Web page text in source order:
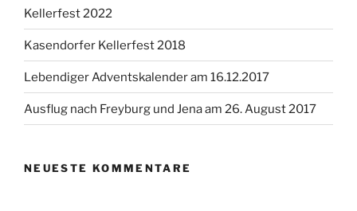
Kellerfest 2022
Kasendorfer Kellerfest 2018
Lebendiger Adventskalender am 16.12.2017
Ausflug nach Freyburg und Jena am 26. August 2017
NEUESTE KOMMENTARE